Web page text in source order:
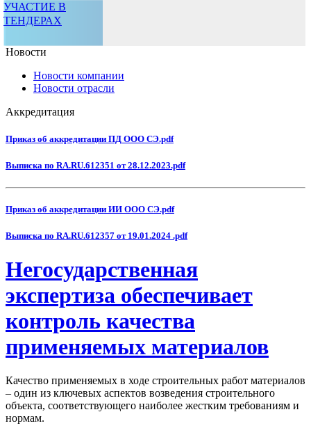
УЧАСТИЕ В
ТЕНДЕРАХ
Новости
Новости компании
Новости отрасли
Аккредитация
Приказ об аккредитации ПД ООО СЭ.pdf
Выписка по RA.RU.612351 от 28.12.2023.pdf
Приказ об аккредитации ИИ ООО СЭ.pdf
Выписка по RA.RU.612357 от 19.01.2024 .pdf
Негосударственная
экспертиза обеспечивает
контроль качества
применяемых материалов
Качество применяемых в ходе строительных работ материалов
– один из ключевых аспектов возведения строительного
объекта, соответствующего наиболее жестким требованиям и
нормам.